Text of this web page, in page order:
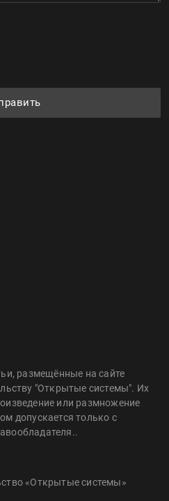
размещённые на сайте
"Открытые системы". Их
или размножение
допускается только с
«Открытые системы»